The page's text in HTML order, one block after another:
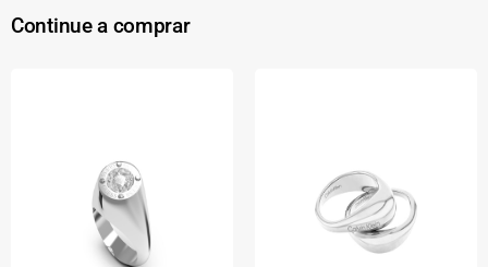
Continue a comprar